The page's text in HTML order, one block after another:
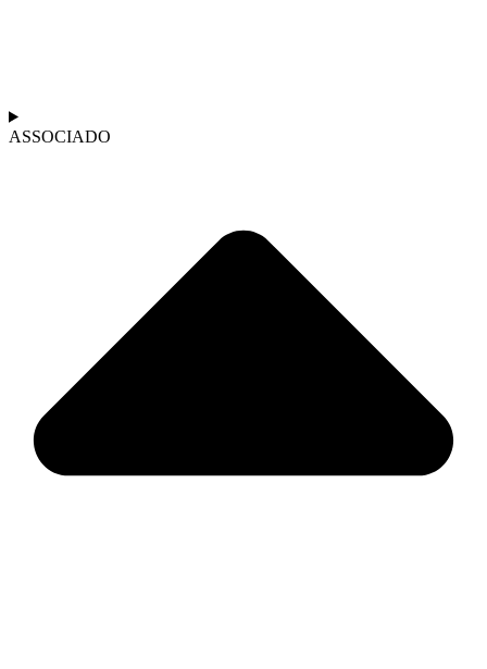
ASSOCIADO